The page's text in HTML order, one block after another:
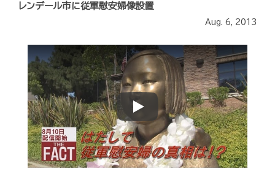
レンデール市に従軍慰安婦像設置
Aug. 6, 2013
Play